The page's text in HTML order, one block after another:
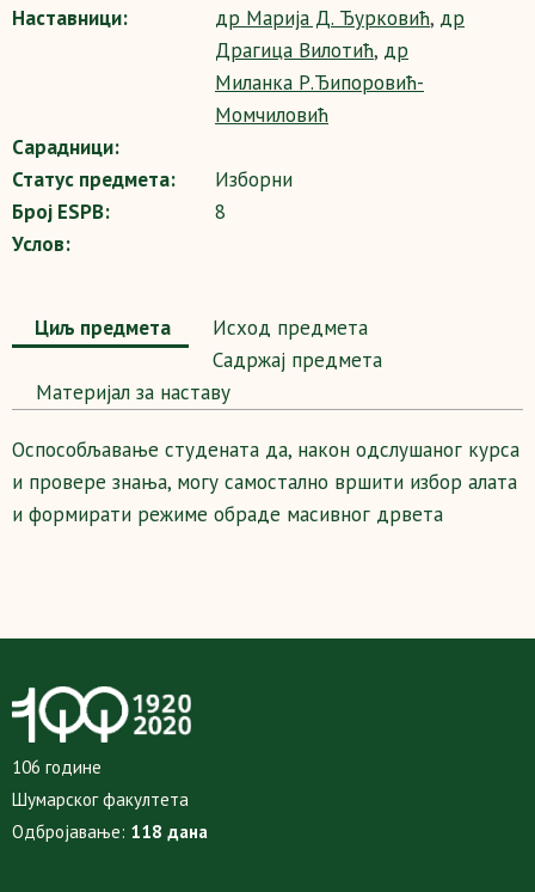
Наставници: др Марија Д. Ђурковић, др
Драгица Вилотић, др
Миланка Р.Ђипоровић-
Момчиловић
Сарадници:
Статус предмета:
Изборни
Број ESPB:
8
Услов:
Циљ предмета
Исход предмета
Садржај предмета
Maтеријал за наставу
Оспособљавање студената да, након одслушаног курса
и провере знања, могу самостално вршити избор алата
и формирати режиме обраде масивног дрвета
106 године
Шумарског факултета
Одбројавање: 118 дана